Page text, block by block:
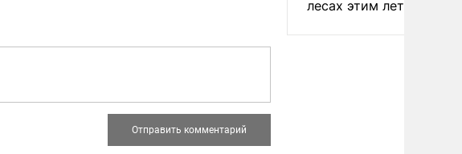
лесах этим летом